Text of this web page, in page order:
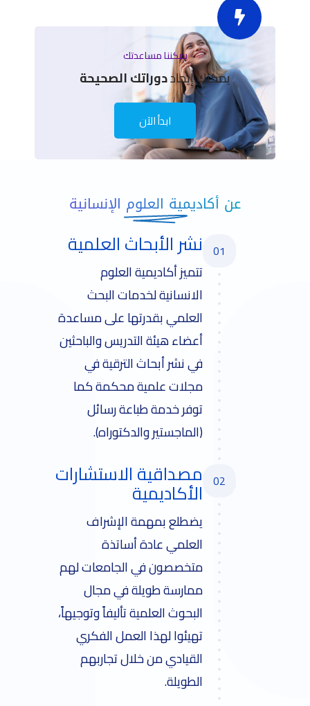
يمكننا مساعدتك
يمكنك إيجاددوراتك الصحيحة
ابدأ الآن
عن أكاديمية العلوم الإنسانية
01 نشر الأبحاث العلمية
تتميز أكاديمية العلوم
الانسانية لخدمات البحث
العلمي بقدرتها على مساعدة
أعضاء هيئة التدريس والباحثين
في نشر أبحاث الترقية في
مجلات علمية محكمة كما
توفر خدمة طباعة رسائل
(الماجستير والدكتوراه).
02 مصداقية الاستشارات
الأكاديمية
يضطلع بمهمة الإشراف
العلمي عادة أساتذة
متخصصون في الجامعات لهم
ممارسة طويلة في مجال
البحوث العلمية تأليفاً وتوجيهاً،
تهيئوا لهذا العمل الفكري
القيادي من خلال تجاربهم
الطويلة.